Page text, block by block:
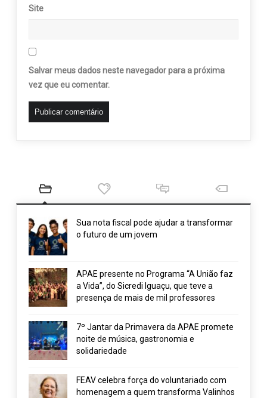
Site
Salvar meus dados neste navegador para a próxima
vez que eu comentar.
Sua nota fiscal pode ajudar a transformar
o futuro de um jovem
APAE presente no Programa “A União faz
a Vida”, do Sicredi Iguaçu, que teve a
presença de mais de mil professores
7º Jantar da Primavera da APAE promete
noite de música, gastronomia e
solidariedade
FEAV celebra força do voluntariado com
homenagem a quem transforma Valinhos